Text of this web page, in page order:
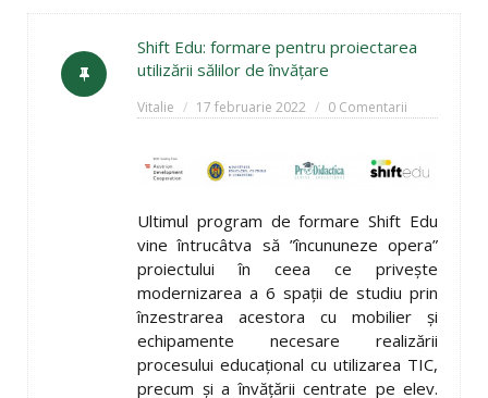
Shift Edu: formare pentru proiectarea
utilizării sălilor de învățare
Vitalie 17 februarie 2022 0 Comentarii
Ultimul program de formare Shift Edu
vine întrucâtva să ”încununeze opera”
proiectului în ceea ce privește
modernizarea a 6 spații de studiu prin
înzestrarea acestora cu mobilier și
echipamente necesare realizării
procesului educațional cu utilizarea TIC,
precum și a învățării centrate pe elev.